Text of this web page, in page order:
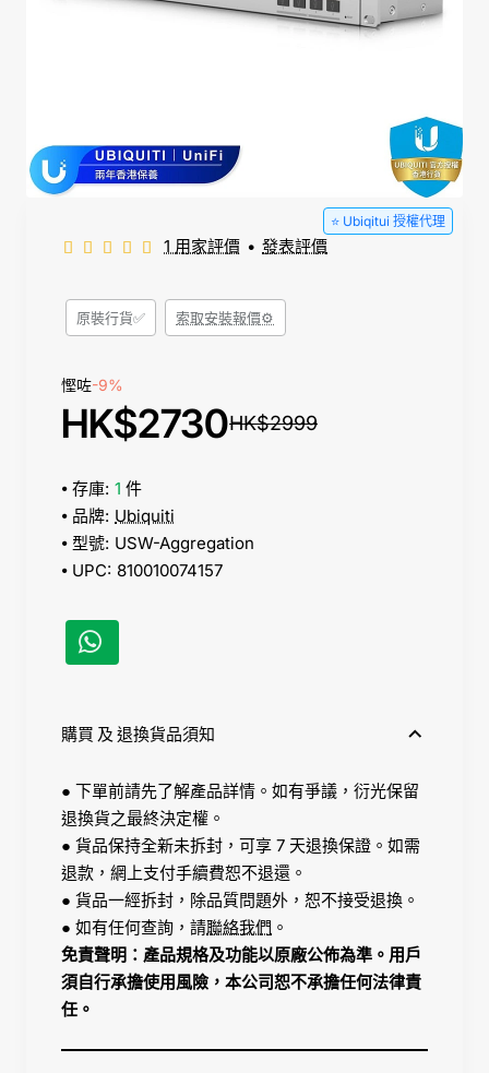
⭐️ Ubiqitui 授權代理
原裝行貨✅ 索取安裝報價⚙️
1 用家評價 • 發表評價
慳咗-9%
HK$2730HK$2999
存庫: 1 件
品牌: Ubiquiti
型號: USW-Aggregation
UPC: 810010074157
購買 及 退換貨品須知
● 下單前請先了解產品詳情。如有爭議，衍光保留
退換貨之最終決定權。
● 貨品保持全新未拆封，可享 7 天退換保證。如需
退款，網上支付手續費恕不退還。
● 貨品一經拆封，除品質問題外，恕不接受退換。
● 如有任何查詢，請聯絡我們 。
免責聲明：產品規格及功能以原廠公佈為準。用戶
須自行承擔使用風險，本公司恕不承擔任何法律責
任。